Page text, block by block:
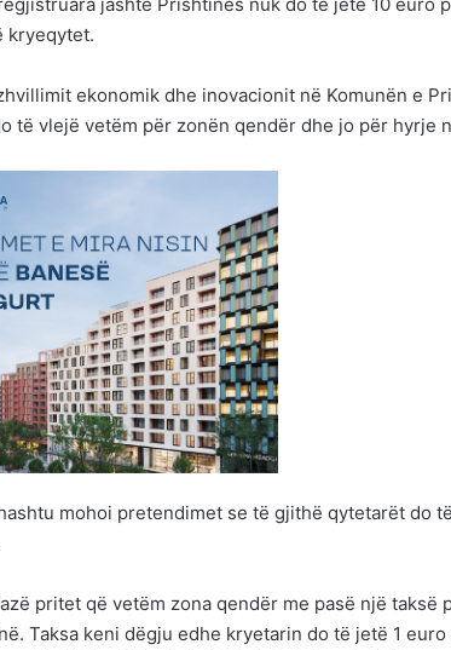
kryeqytet.
ekonomik dhe inovacionit në Komunën e
të vlejë vetëm për zonën qendër dhe jo për hyrje
mohoi pretendimet se të gjithë qytetarët do
pritet që vetëm zona qendër me pasë një taksë
Taksa keni dëgju edhe kryetarin do të jetë 1